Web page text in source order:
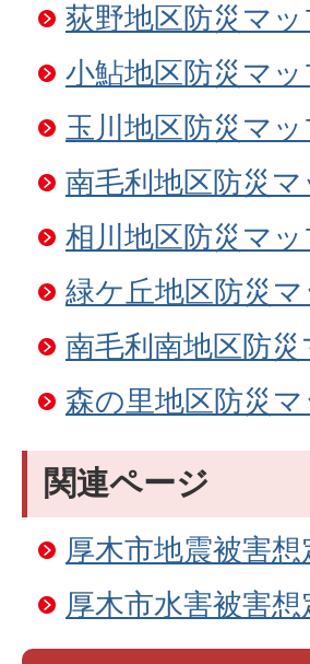
荻野地区防災マ
小鮎地区防災マ
玉川地区防災マ
南毛利地区防災
相川地区防災マ
緑ケ丘地区防災
南毛利南地区防
森の里地区防災
関連ページ
厚木市地震被害想
厚木市水害被害